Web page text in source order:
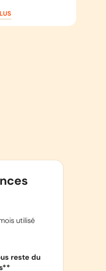
utilisé
reste du